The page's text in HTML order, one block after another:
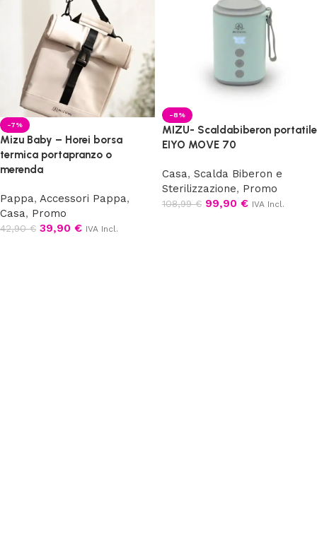
-7%
Mizu Baby – Horei borsa
termica portapranzo o
merenda
Pappa, Accessori Pappa,
Casa, Promo
42,90€ 39,90 € IVA Incl.
-8%
MIZU- Scaldabiberon portatile
EIYO MOVE 70
Casa, Scalda Biberon e
Sterilizzazione, Promo
108,99€ 99,90 € IVA Incl.